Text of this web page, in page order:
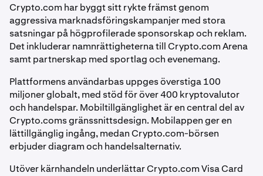
Crypto.com har byggt sitt rykte främst genom
aggressiva marknadsföringskampanjer med stora
satsningar på högprofilerade sponsorskap och reklam.
Det inkluderar namnrättigheterna till Crypto.com Arena
samt partnerskap med sportlag och evenemang.
Plattformens användarbas uppges överstiga 100
miljoner globalt, med stöd för över 400 kryptovalutor
och handelspar. Mobiltillgänglighet är en central del av
Crypto.coms gränssnittsdesign. Mobilappen ger en
lättillgänglig ingång, medan Crypto.com-börsen
erbjuder diagram och handelsalternativ.
Utöver kärnhandeln underlättar Crypto.com Visa Card